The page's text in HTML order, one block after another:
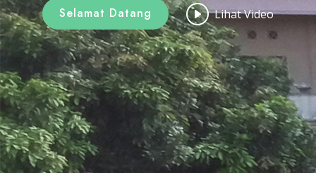
Selamat Datang Lihat Video